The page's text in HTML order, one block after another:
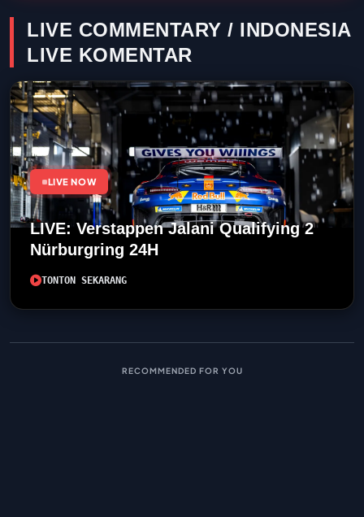
LIVE COMMENTARY / INDONESIA
LIVE KOMENTAR
LIVE NOW
LIVE: Verstappen Jalani Qualifying 2
Nürburgring 24H
TONTON SEKARANG
RECOMMENDED FOR YOU